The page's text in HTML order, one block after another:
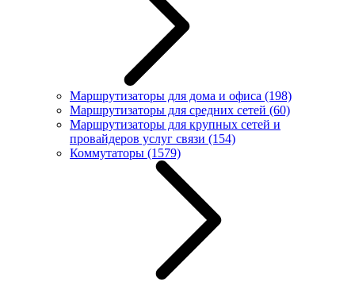
Маршрутизаторы для дома и офиса (198)
Маршрутизаторы для средних сетей (60)
Маршрутизаторы для крупных сетей и
провайдеров услуг связи (154)
Коммутаторы (1579)